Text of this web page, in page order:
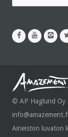
© AP Haglund Oy
info@amazement.fi
Aineiston luvaton